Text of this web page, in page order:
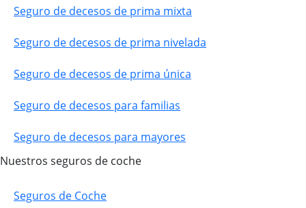
Seguro de decesos de prima mixta
Seguro de decesos de prima nivelada
Seguro de decesos de prima única
Seguro de decesos para familias
Seguro de decesos para mayores
Nuestros seguros de coche
Seguros de Coche